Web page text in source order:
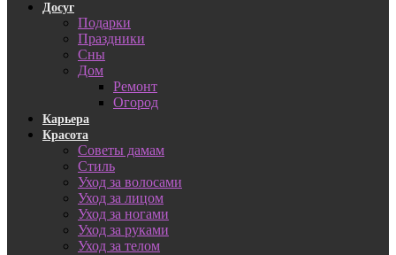
Досуг
Подарки
Праздники
Сны
Дом
Ремонт
Огород
Карьера
Красота
Советы дамам
Стиль
Уход за волосами
Уход за лицом
Уход за ногами
Уход за руками
Уход за телом